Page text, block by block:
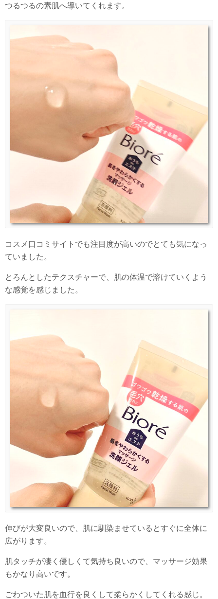
つるつるの素肌へ導いてくれます。
コスメ口コミサイトでも注目度が高いのでとても気になっ
ていました。
とろんとしたテクスチャーで、肌の体温で溶けていくよう
な感覚を感じました。
伸びが大変良いので、肌に馴染ませているとすぐに全体に
広がります。
肌タッチが凄く優しくて気持ち良いので、マッサージ効果
もかなり高いです。
ごわついた肌を血行を良くして柔らかくしてくれる感じ。